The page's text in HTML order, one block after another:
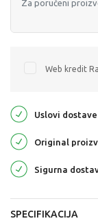
Web kredit
Uslovi dostave
Original
Sigurna
SPECIFIKACIJA